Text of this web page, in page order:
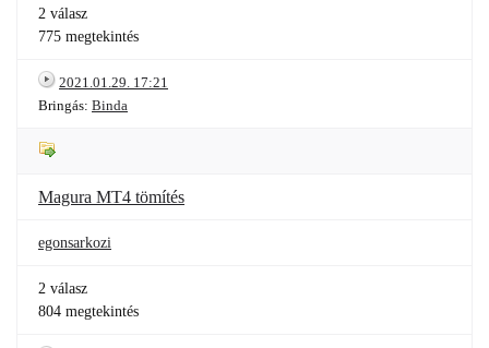
2 válasz
775 megtekintés
2021.01.29. 17:21
Bringás: Binda
Magura MT4 tömítés
egonsarkozi
2 válasz
804 megtekintés